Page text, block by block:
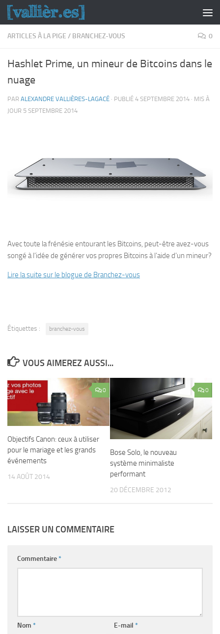
Skip to content
ARTICLES À LA PIGE / BRANCHEZ-VOUS 0
Hashlet Prime, un mineur de Bitcoins dans le
nuage
PAR ALEXANDRE VALLIÈRES-LAGACÉ · PUBLIÉ 4 SEPTEMBRE 2014 · MIS À
JOUR 5 SEPTEMBRE 2014
Avec toute la frénésie entourant les Bitcoins, peut-être avez-vous
songé à l’idée de générer vos propres Bitcoins à l’aide d’un mineur?
Lire la suite sur le blogue de Branchez-vous
Étiquettes : branchez-vous
VOUS AIMEREZ AUSSI...
0
Objectifs Canon: ceux à utiliser
pour le mariage et les grands
événements
14 AOÛT 2014
0
Bose Solo, le nouveau
système minimaliste
performant
20 DÉCEMBRE 2012
LAISSER UN COMMENTAIRE
Commentaire*
Nom * E-mail *